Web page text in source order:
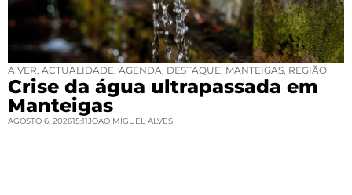
A VER, ACTUALIDADE, AGENDA, DESTAQUE, MANTEIGAS, REGIÃO
Crise da água ultrapassada em
Manteigas
AGOSTO 6, 202615:11JOAO MIGUEL ALVES